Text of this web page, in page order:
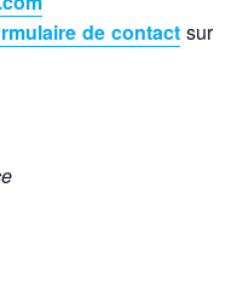
de contact sur